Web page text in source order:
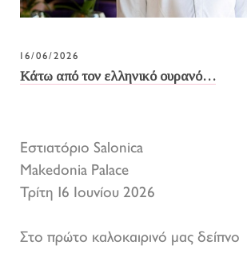
16/06/2026
Κάτω από τον ελληνικό ουρανό…
Εστιατόριο Salonica
Makedonia Palace
Τρίτη 16 Ιουνίου 2026
Στο πρώτο καλοκαιρινό μας δείπνο